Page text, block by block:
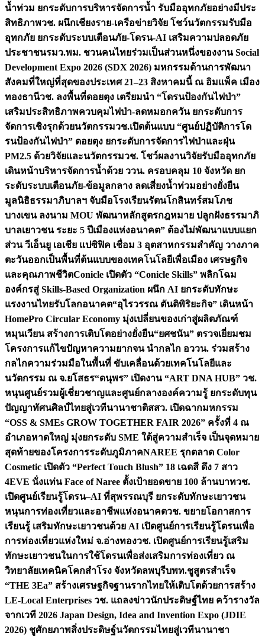
น้ำท่วม ยกระดับการบริหารจัดการน้ำ รับมืออุทกภัยอย่างมีประ
สิทธิภาพวช. ผนึกเชียงราย-เครือข่ายวิจัย โชว์นวัตกรรมรับมือ
อุทกภัย ยกระดับระบบเตือนภัย-โดรน-AI เสริมความปลอดภัย
ประชาชนรมว.พม. ชวนคนไทยร่วมเป็นส่วนหนึ่งของงาน Social
Development Expo 2026 (SDX 2026) มหกรรมด้านการพัฒนา
สังคมที่ใหญ่ที่สุดของประเทศ 21–23 สิงหาคมนี้ ณ อิมแพ็ค เมือง
ทองธานีวช. ลงพื้นที่ดอยตุง เตรียมนำ “โดรนป้องกันไฟป่า”
เสริมประสิทธิภาพควบคุมไฟป่า-ลดหมอกควัน ยกระดับการ
จัดการเชิงรุกด้วยนวัตกรรมวช.เปิดต้นแบบ “ศูนย์ปฏิบัติการโด
รนป้องกันไฟป่า” ดอยตุง ยกระดับการจัดการไฟป่าและฝุ่น
PM2.5 ด้วยวิจัยและนวัตกรรมวช. โชว์ผลงานวิจัยรับมืออุทกภัย
เดินหน้าบริหารจัดการน้ำด้วย ววน. ครอบคลุม 10 จังหวัด ยก
ระดับระบบเตือนภัย-ข้อมูลกลาง ลดเสี่ยงน้ำท่วมอย่างยั่งยืน
มูลนิธิธรรมาภิบาลฯ จับมือโรงเรียนรัตนโกสินทร์สมโภช
บางเขน ลงนาม MOU พัฒนาหลักสูตรกฎหมาย ปลูกฝังธรรมาภิ
บาลเยาวชน ระยะ 5 ปีเมืองแห่งอนาคต” ต้องไม่พัฒนาแบบแยก
ส่วน วีเอ็นยู เอเชีย แปซิฟิค เชื่อม 3 อุตสาหกรรมสำคัญ วางภาค
ตะวันออกเป็นพื้นที่ต้นแบบของเทคโนโลยีเพื่อเมือง เศรษฐกิจ
และคุณภาพชีวิตConicle เปิดตัว “Conicle Skills” พลิกโฉม
องค์กรสู่ Skills-Based Organization ผนึก AI ยกระดับทักษะ
แรงงานไทยรับโลกอนาคต“อุไรวรรณ ตันติพิริยะกิจ” เดินหน้า
HomePro Circular Economy มุ่งเปลี่ยนของเก่าสู่ผลิตภัณฑ์
หมุนเวียน สร้างการเติบโตอย่างยั่งยืน“ยศชนัน” ตรวจเยี่ยมชม
โครงการแก้ไขปัญหาความยากจน นำกลไก อววน. ร่วมสร้าง
กลไกความร่วมมือในพื้นที่ ขับเคลื่อนด้วยเทคโนโลยีและ
นวัตกรรม ณ จ.ยโสธร“ดนุพร” เปิดงาน “ART DNA HUB” วช.
หนุนศูนย์รวมผู้เชี่ยวชาญและศูนย์กลางองค์ความรู้ ยกระดับทุน
ปัญญาทัศนศิลป์ไทยสู่เวทีนานาชาติสสว. เปิดฉากมหกรรม
“OSS & SMEs GROW TOGETHER FAIR 2026” ครั้งที่ 4 ณ
อำเภอหาดใหญ่ มุ่งยกระดับ SME ใต้สู่ความสำเร็จ เป็นจุดหมาย
สุดท้ายของโครงการระดับภูมิภาคNAREE รุกตลาด Color
Cosmetic เปิดตัว “Perfect Touch Blush” 18 เฉดสี ดึง 7 สาว
4EVE นั่งแท่น Face of Naree ตั้งเป้ายอดขาย 100 ล้านบาทวช.
เปิดศูนย์เรียนรู้โดรน–AI ที่สุพรรณบุรี ยกระดับทักษะเยาวชน
หนุนการท่องเที่ยวและอาชีพแห่งอนาคตวช. ขยายโอกาสการ
เรียนรู้ เสริมทักษะเยาวชนด้วย AI เปิดศูนย์การเรียนรู้โดรนเพื่อ
การท่องเที่ยวแห่งใหม่ จ.อ่างทองวช. เปิดศูนย์การเรียนรู้เสริม
ทักษะเยาวชนในการใช้โดรนเพื่อส่งเสริมการท่องเที่ยว ณ
วิทยาลัยเทคนิคโคกสำโรง จังหวัดลพบุรีบพท.ชูสูตรสำเร็จ
“THE 3Ea” สร้างเศรษฐกิจฐานรากไทยให้เติบโตด้วยการสร้าง
LE-Local Enterprises วช. แถลงข่าวนักประดิษฐ์ไทย คว้ารางวัล
จากเวที 2026 Japan Design, Idea and Invention Expo (JDIE
2026) ชูศักยภาพสิ่งประดิษฐ์นวัตกรรมไทยสู่เวทีนานาชา